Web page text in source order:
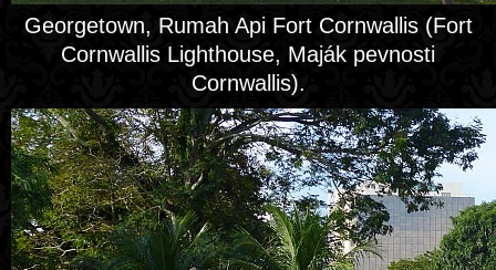
Georgetown, Rumah Api Fort Cornwallis (Fort
Cornwallis Lighthouse, Maják pevnosti
Cornwallis).